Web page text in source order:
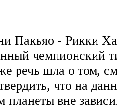
Пакьяо - Рикки
чемпионский
речь шла о том,
что на
вне